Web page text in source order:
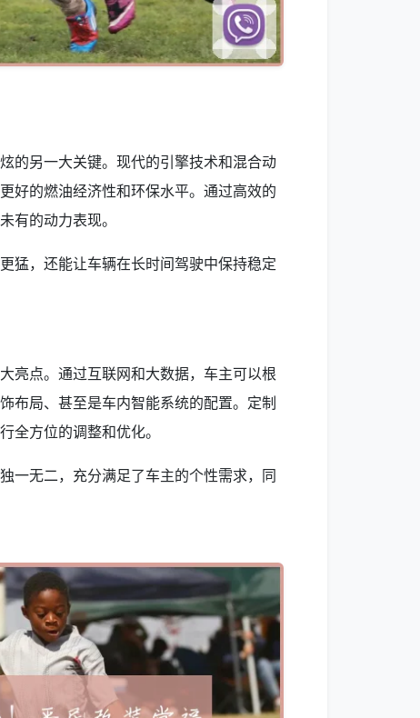
的另一大关键。现代的引擎技术和混合动
好的燃油经济性和环保水平。通过高效的
有的动力表现。
猛，还能让车辆在长时间驾驶中保持稳定
亮点。通过互联网和大数据，车主可以根
布局、甚至是车内智能系统的配置。定制
全方位的调整和优化。
一无二，充分满足了车主的个性需求，同